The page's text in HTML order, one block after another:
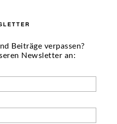
Beiträge verpassen?
Newsletter an: